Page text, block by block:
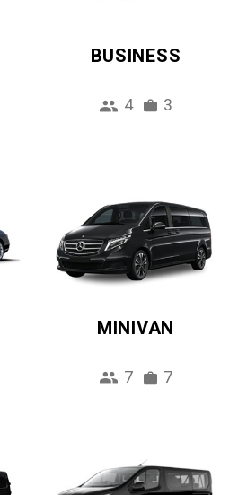
BUSINESS
4 3
MINIVAN
7 7